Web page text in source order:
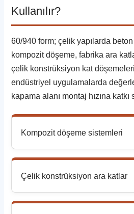
Kullanılır?
60/940 form; çelik yapılarda beton
kompozit döşeme, fabrika ara
çelik konstrüksiyon kat
endüstriyel uygulamalarda
kapama alanı montaj hızına katkı
Kompozit döşeme sistemleri
Çelik konstrüksiyon ara katlar